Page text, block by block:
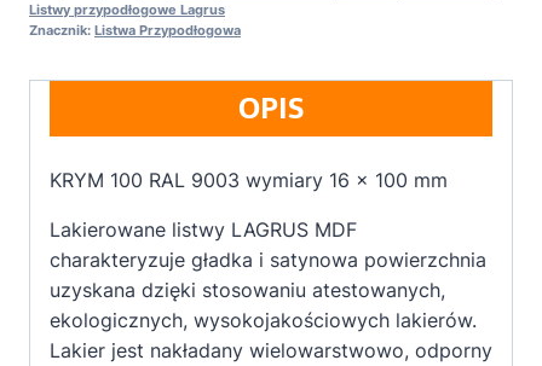
Listwy przypodłogowe Lagrus
Znacznik: Listwa Przypodłogowa
OPIS
KRYM 100 RAL 9003 wymiary 16 x 100 mm
Lakierowane listwy LAGRUS MDF
charakteryzuje gładka i satynowa powierzchnia
uzyskana dzięki stosowaniu atestowanych,
ekologicznych, wysokojakościowych lakierów.
Lakier jest nakładany wielowarstwowo, odporny